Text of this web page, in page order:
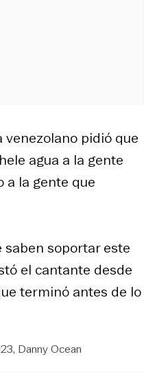
venezolano pidió que
agua a la gente
a la gente que
saben soportar este
el cantante desde
terminó antes de lo
Danny Ocean